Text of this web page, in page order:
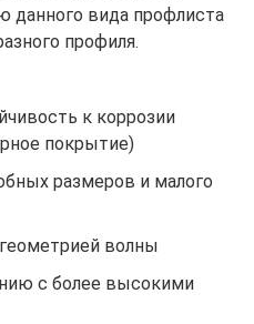
данного вида профлиста
профиля.
к коррозии
покрытие)
размеров и малого
волны
с более высокими